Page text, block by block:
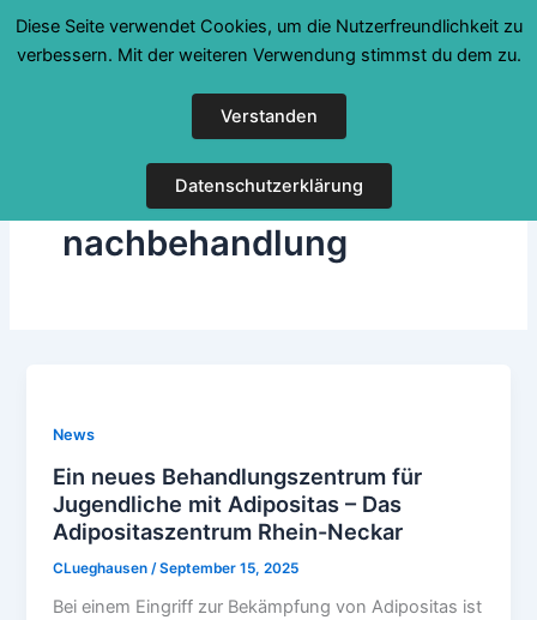
nachbehandlung
News
Ein neues Behandlungszentrum für
Jugendliche mit Adipositas – Das
Adipositaszentrum Rhein-Neckar
CLueghausen /September 15, 2025
Bei einem Eingriff zur Bekämpfung von Adipositas ist
Diese Seite verwendet Cookies, um die Nutzerfreundlichkeit zu
verbessern. Mit der weiteren Verwendung stimmst du dem zu.
Verstanden
Datenschutzerklärung